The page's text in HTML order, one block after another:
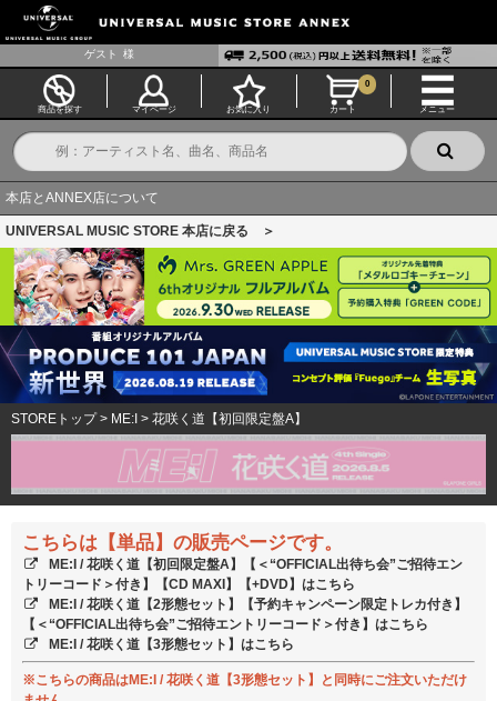
ゲスト 様
商品を探す マイページ お気に入り カート
0
メニュー
本店とANNEX店について
UNIVERSAL MUSIC STORE 本店に戻る ＞
STOREトップ> ME:I > 花咲く道【初回限定盤A】
こちらは【単品】の販売ページです。
ME:I / 花咲く道【初回限定盤A】【＜“OFFICIAL出待ち会”ご招待エン
トリーコード＞付き】【CD MAXI】【+DVD】はこちら
ME:I / 花咲く道【2形態セット】【予約キャンペーン限定トレカ付き】
【＜“OFFICIAL出待ち会”ご招待エントリーコード＞付き】はこちら
ME:I / 花咲く道【3形態セット】はこちら
※こちらの商品はME:I / 花咲く道【3形態セット】と同時にご注文いただけ